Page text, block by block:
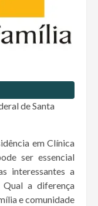
de Santa
em Clínica
ser essencial
interessantes a
a diferença
e comunidade